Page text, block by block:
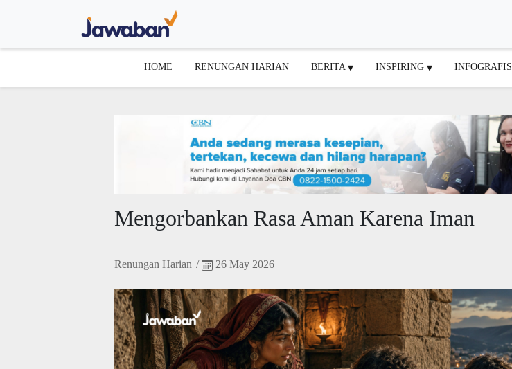
HOME RENUNGAN HARIAN BERITA INSPIRING INFOGRAFIS
Mengorbankan Rasa Aman Karena Iman
Renungan Harian / 26 May 2026